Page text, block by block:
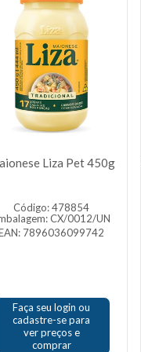
Liza Pet 450g
Código: 478854
CX/0012/UN
7896036099742
Faça seu login ou
cadastre-se para
ver preços e
comprar